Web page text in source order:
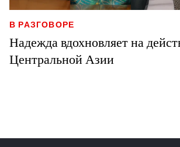
В РАЗГОВОРЕ
Надежда вдохновляет на
Центральной Азии